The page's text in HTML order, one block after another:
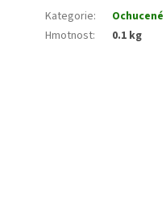
Kategorie:
Ochucené
Hmotnost: 0.1 kg